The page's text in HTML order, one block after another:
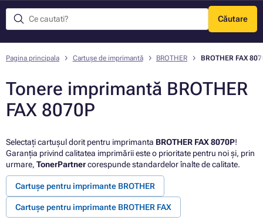
Căutare
Meniu
Pagina principala Cartușe de imprimantă BROTHER BROTHER FAX
Tonere imprimantă BROTHER
FAX 8070P
Selectați cartușul dorit pentru imprimanta BROTHER FAX 8070P!
Garanția privind calitatea imprimării este o prioritate pentru noi și, prin
urmare, TonerPartnercorespunde standardelor înalte de calitate.
Cartușe pentru imprimante BROTHER
Cartușe pentru imprimante BROTHER FAX